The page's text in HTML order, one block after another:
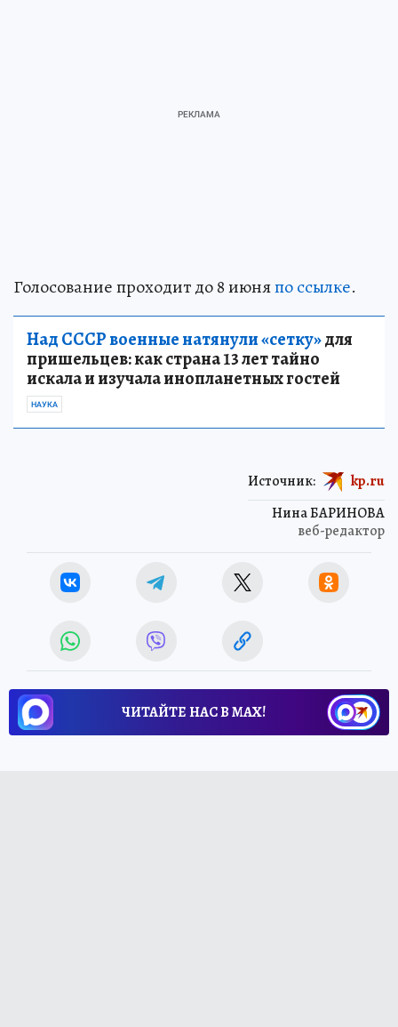
Голосование проходит до 8 июняпо ссылке.
Над СССР военные натянули «сетку»для
пришельцев: как страна 13 лет тайно
искала и изучала инопланетных гостей
НАУКА
Нина БАРИНОВА
веб-редактор
Источник: kp.ru
ЧИТАЙТЕ НАС В МАХ!